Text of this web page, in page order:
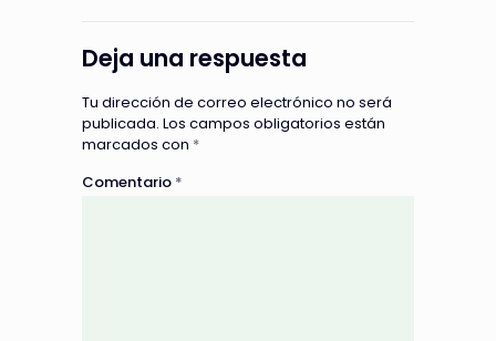
Deja una respuesta
Tu dirección de correo electrónico no será
publicada. Los campos obligatorios están
marcados con *
Comentario *